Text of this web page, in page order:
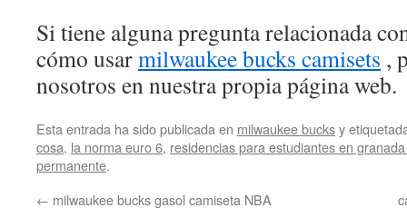
Si tiene alguna pregunta relacionada
cómo usarmilwaukee bucks camisets ,
nosotros en nuestra propia página web.
Esta entrada ha sido publicada en milwaukee bucksy
cosa, la norma euro 6, residencias para estudiantes en
permanente.
← milwaukee bucks gasol camiseta NBA